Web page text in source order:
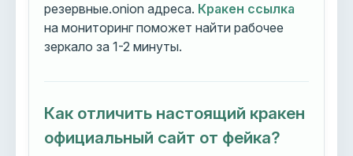
резервные.onion адреса. Кракен ссылка
на мониторинг поможет найти рабочее
зеркало за 1-2 минуты.
Как отличить настоящий кракен
официальный сайт от фейка?